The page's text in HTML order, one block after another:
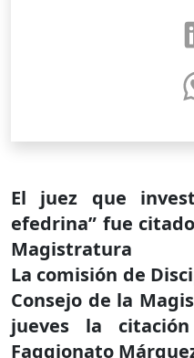
El juez que
efedrina” fue
Magistratura
La comisión de
Consejo de la
jueves la
Faggionato